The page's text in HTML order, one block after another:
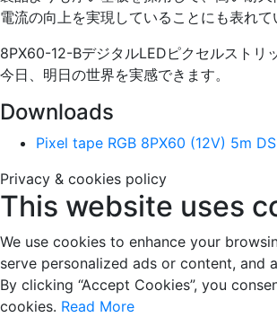
電流の向上を実現していることにも表れて
8PX60-12-BデジタルLEDピクセルストリ
今日、明日の世界を実感できます。
Downloads
Pixel tape RGB 8PX60 (12V) 5m DS
Privacy & cookies policy
This website uses
We use cookies to enhance your
serve personalized ads or content, and
By clicking “Accept Cookies”, you
cookies. Read More